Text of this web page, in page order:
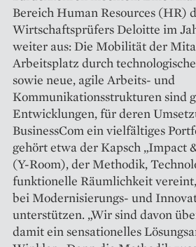
Bereich Human Resources (HR)
Wirtschaftsprüfers Deloitte im
weiter aus: Die Mobilität der
Arbeitsplatz durch
sowie neue, agile Arbeits- und
Kommunikationsstrukturen sind
Entwicklungen, für deren
BusinessCom ein vielfältiges
gehört etwa der Kapsch „Impact
(Y-Room), der Methodik,
funktionelle Räumlichkeit
bei Modernisierungs- und
unterstützen. „Wir sind davon
damit ein sensationelles